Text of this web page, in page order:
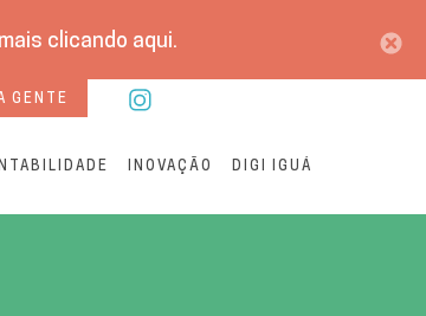
clicando aqui.
GENTE
INOVAÇÃO DIGI IGUÁ
Cuiabá